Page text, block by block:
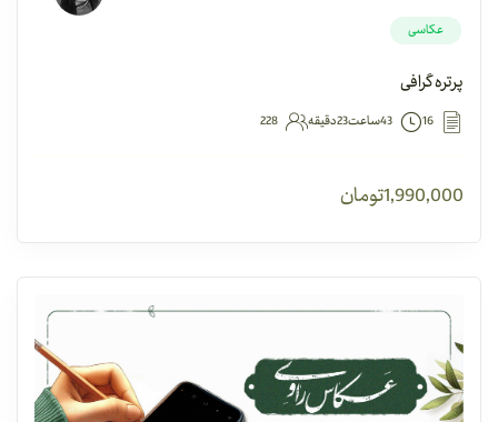
عکاسی
پرتره گرافی
16 43ساعت23دقیقه 228
1,990,000تومان